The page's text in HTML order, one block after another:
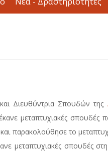
Διευθύντρια Σπουδών της
μεταπτυχιακές
παρακολούθησε το
μεταπτυχιακές